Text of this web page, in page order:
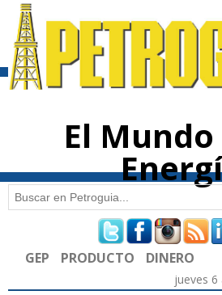
contenido
El
Formulario de
Buscar
GEP PRODUCTO DINERO
jueves